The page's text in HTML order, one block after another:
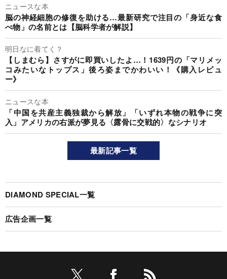
ニュースな本
脳の神経細胞の修復を助ける…最新研究で注目の「身近な食
べ物」の名前とは【脳科学者が解説】
明日なに着てく？
【しまむら】さすがに即買いしたよ…！1639円の「マリメッ
コみたいなトップス」後ろ姿までかわいい！《購入レビュ
ー》
ニュースな本
「中国を共産主義独裁から解放」「いずれ本物の戦争に突
入」アメリカの右派が夢見る〈露骨に交戦的〉なシナリオ
最新記事一覧
DIAMOND SPECIAL一覧
広告企画一覧